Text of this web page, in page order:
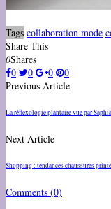
Tags collaboration mode
Share This
0Shares
0
0 0
0
Previous Article
La réflexologie plantaire vue par
Next Article
Shopping : tendances chaussures
Comments (0)